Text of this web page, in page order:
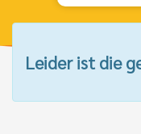
Leider ist die